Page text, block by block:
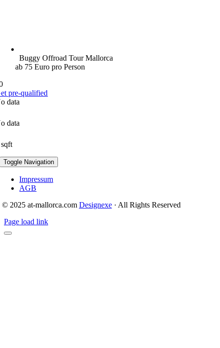
Buggy Offroad Tour Mallorca
ab 75 Euro pro Person
pre-qualified
data
data
Toggle Navigation
Impressum
AGB
© 2025 at-mallorca.com Designexe· All Rights Reserved
Page load link